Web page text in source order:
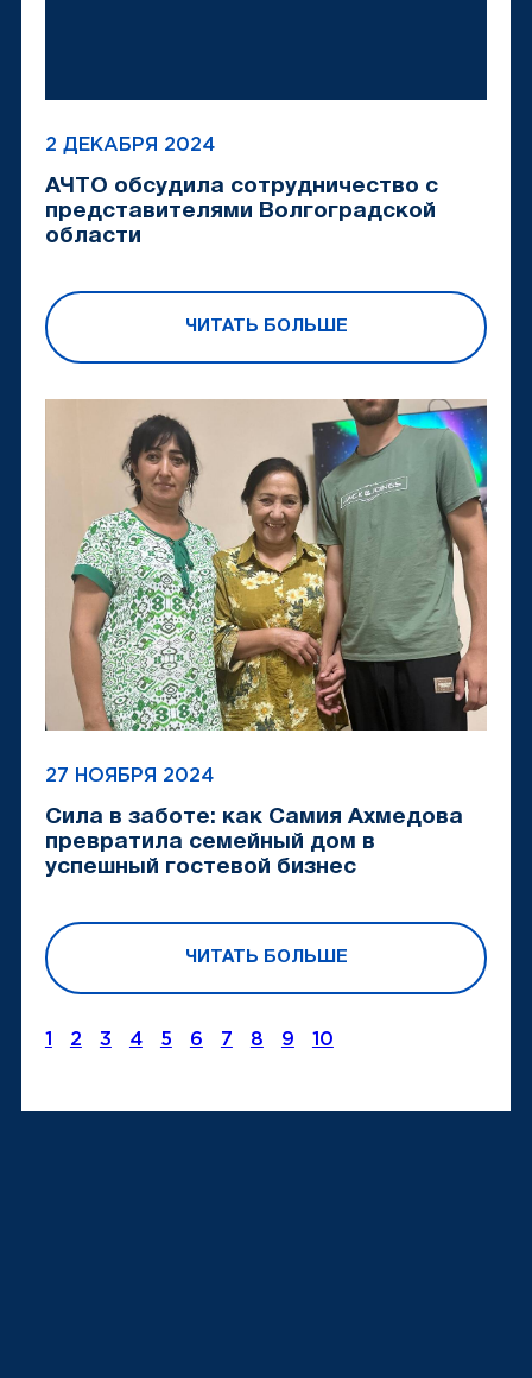
2 ДЕКАБРЯ 2024
АЧТО обсудила сотрудничество с
представителями Волгоградской
области
ЧИТАТЬ БОЛЬШЕ
27 НОЯБРЯ 2024
Сила в заботе: как Самия Ахмедова
превратила семейный дом в
успешный гостевой бизнес
ЧИТАТЬ БОЛЬШЕ
1 2 3 4 5 6 7 8 9 10